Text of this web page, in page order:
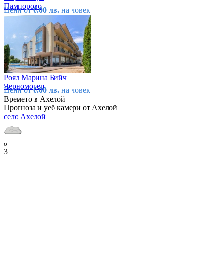
Пампорово
Цени от0.00 лв. на човек
Роял Марина Бийч
Черноморец
Цени от0.00 лв. на човек
Времето в Ахелой
Прогноза и уеб камери от Ахелой
село Ахелой
o
3